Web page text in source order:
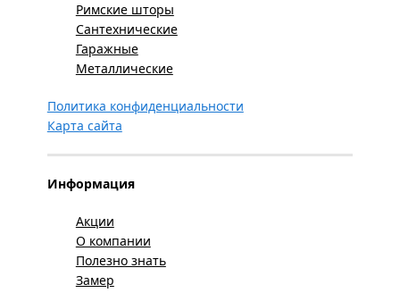
Римские шторы
Сантехнические
Гаражные
Металлические
Политика конфиденциальности
Карта сайта
Информация
Акции
О компании
Полезно знать
Замер